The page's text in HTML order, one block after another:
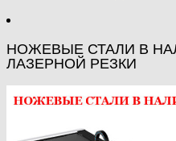
НОЖЕВЫЕ СТАЛИ В
ЛАЗЕРНОЙ РЕЗКИ